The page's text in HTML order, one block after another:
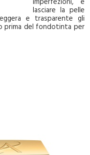
lasciare la pelle
e trasparente gli
prima del fondotinta per